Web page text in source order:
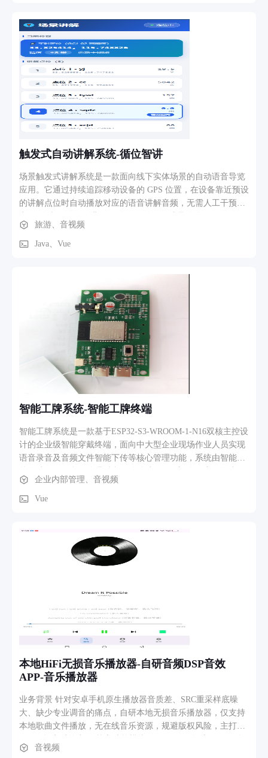
触发式自动讲解系统-循位智讲
场景触发式讲解系统是一款面向线下实体场景的自动语音导览
应用。它通过持续追踪移动设备的 GPS 位置，在设备靠近预设
的讲解点位时自动播放对应的语音讲解音频，无需人工干预，
旅游、音视频
Java、Vue
智能工牌系统-智能工牌终端
智能工牌系统是一款基于ESP32-S3-WROOM-1-N16双核主控设
计的企业级智能穿戴终端，面向中大型企业现场作业人员实现
语音录音及音频文件智能下传等核心管理功能，系统由智能工
集成ES8388音频Codec与MEMS麦克风，支持长按录音后自动
以MP3格式缓存至TF卡，并通过Wi-Fi STA模式连接企业局域
件可靠上传至阿里云OSS存储，同时具备Wi-Fi指纹定位、一键
SOS上传GPS与现场录音、电子围栏越界告警及NFC自动考勤
打卡功能；云平台基于阿里云IoT Core实现设备接入与设备影
理；管理后台采用Vue3与Leaflet地图提供实时人员定位热力
动端基于Flutter实现管理员实时监控与SOS响应以及员工端签
退打卡与工单接收。
企业内部管理、音视频
Vue
本地HiFi无损音乐播放器-自研音频DSP音效
APP-音乐播放器
业务背景 针对安卓手机原生播放器音质差、SRC重采样底噪
大、缺少专业调音的痛点，自研本地无损音乐播放器，仅支持
本地歌曲文件播放，无在线音乐资源，规避版权风险，主打
格式无损解码，支持MP3/FLAC/WAV/DSD音频文件，区分硬解
音视频